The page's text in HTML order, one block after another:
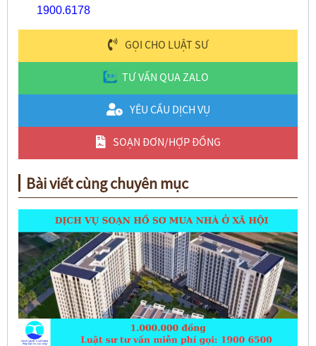
1900.6178
GỌI CHO LUẬT SƯ
TƯ VẤN QUA ZALO
YÊU CẦU DỊCH VỤ
SOẠN ĐƠN/HỢP ĐỒNG
Bài viết cùng chuyên mục